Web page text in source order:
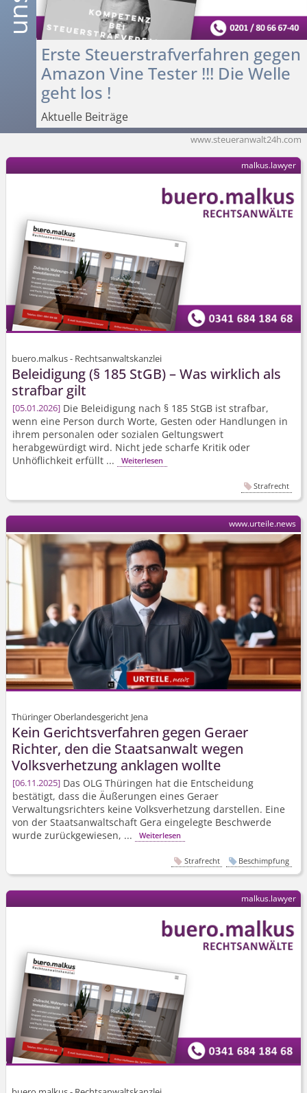
Erste Steuerstraf­verfahren gegen
Amazon Vine Tester !!! Die Welle
geht los !
Aktuelle Beiträge
www.steueranwalt24h.com
buero.malkus - Rechtsanwaltskanzlei
Beleidigung (§ 185 StGB) – Was wirklich als
strafbar gilt
05.01.2026 Die Beleidigung nach § 185 StGB ist strafbar,
wenn eine Person durch Worte, Gesten oder Handlungen in
ihrem personalen oder sozialen Geltungswert
herabgewürdigt wird. Nicht jede scharfe Kritik oder
Unhöflichkeit erfüllt ...
Weiterlesen
malkus.lawyer
Strafrecht
Thüringer Oberlandesgericht Jena
Kein Gerichtsverfahren gegen Geraer
Richter, den die Staatsanwalt wegen
Volksverhetzung anklagen wollte
06.11.2025 Das OLG Thüringen hat die Entscheidung
bestätigt, dass die Äußerungen eines Geraer
Verwaltungsrichters keine Volksverhetzung darstellen. Eine
von der Staatsanwaltschaft Gera eingelegte Beschwerde
wurde zurückgewiesen, ...
Weiterlesen
www.urteile.news
Strafrecht Beschimpfung
malkus.lawyer